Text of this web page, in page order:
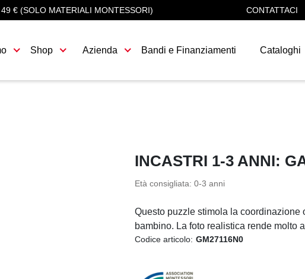
€ (SOLO MATERIALI MONTESSORI) CONTATTACI
Shop Azienda Bandi e Finanziamenti Cataloghi
INCASTRI 1-3 ANNI:
Età consigliata: 0-3 anni
Questo puzzle stimola la coordinazione
bambino. La foto realistica rende molto
Codice articolo: GM27116N0